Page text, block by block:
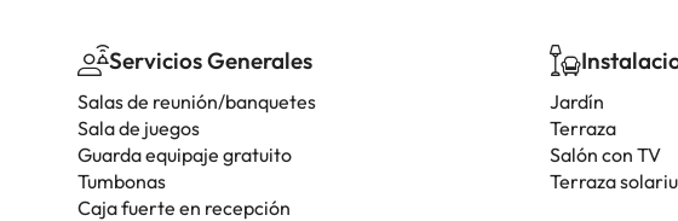
Servicios Generales
Salas de reunión/banquetes
Sala de juegos
Guarda equipaje gratuito
Tumbonas
Caja fuerte en recepción
Jardín
Terraza
Salón con TV
Terraza